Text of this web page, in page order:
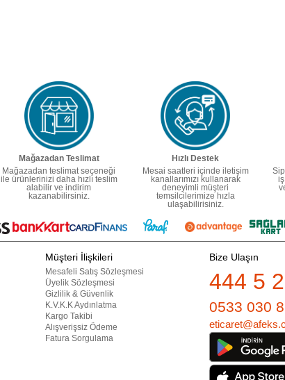
Mağazadan Teslimat
Mağazadan teslimat seçeneği
ile ürünlerinizi daha hızlı teslim
alabilir ve indirim
kazanabilirsiniz.
Hızlı Destek
Mesai saatleri içinde iletişim
kanallarımızı kullanarak
deneyimli müşteri
temsilcilerimize hızla
ulaşabilirisiniz.
Müşteri İlişkileri
Mesafeli Satış Sözleşmesi
Üyelik Sözleşmesi
Gizlilik & Güvenlik
K.V.K.K Aydınlatma
Kargo Takibi
Alışverişsiz Ödeme
Fatura Sorgulama
Bize Ulaşın
444 5
0533 030